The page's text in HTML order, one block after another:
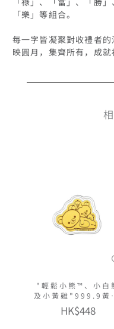
「樂」等組合。
每一字皆凝聚對收禮者
映圓月，集齊所有，成就
"輕鬆小熊™、小白
及小黃雞"999.9黃
多功能金章掛飾
HK$448